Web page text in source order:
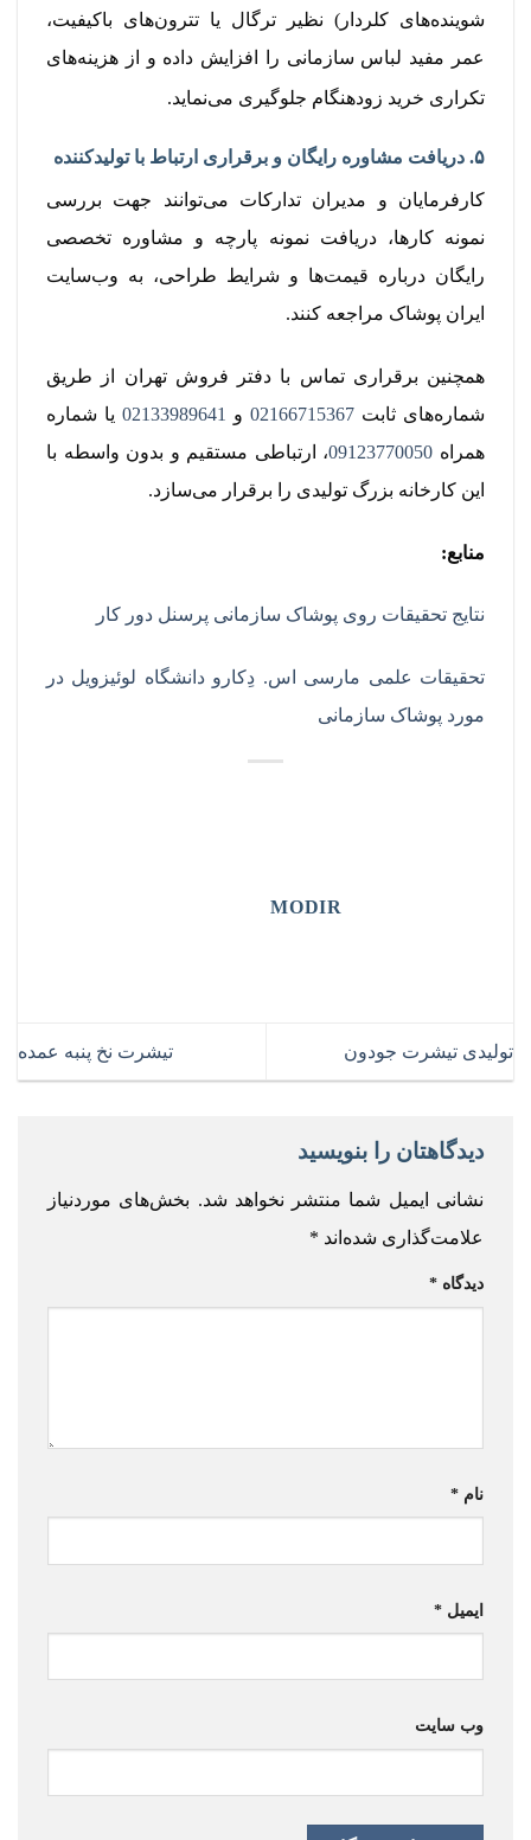
شوینده‌های کلردار) نظیر ترگال یا تترون‌های باکیفیت،
عمر مفید لباس سازمانی را افزایش داده و از هزینه‌های
تکراری خرید زودهنگام جلوگیری می‌نماید.
۵. دریافت مشاوره رایگان و برقراری ارتباط با تولیدکننده
کارفرمایان و مدیران تدارکات می‌توانند جهت بررسی
نمونه کارها، دریافت نمونه پارچه و مشاوره تخصصی
رایگان درباره قیمت‌ها و شرایط طراحی، به وب‌سایت
ایران پوشاک مراجعه کنند.
همچنین برقراری تماس با دفتر فروش تهران از طریق
شماره‌های ثابت 02166715367 و 02133989641 یا شماره
همراه 09123770050، ارتباطی مستقیم و بدون واسطه با
این کارخانه بزرگ تولیدی را برقرار می‌سازد.
منابع:
نتایج تحقیقات روی پوشاک سازمانی پرسنل دور کار
تحقیقات علمی مارسی اس. دِکارو دانشگاه لوئیزویل در
مورد پوشاک سازمانی
MODIR
تولیدی تیشرت جودون تیشرت نخ پنبه عمده
دیدگاهتان را بنویسید
نشانی ایمیل شما منتشر نخواهد شد. بخش‌های موردنیاز
علامت‌گذاری شده‌اند *
دیدگاه *
نام *
ایمیل *
وب‌ سایت